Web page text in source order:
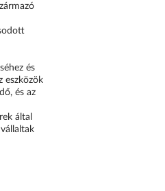
és
eszközök
és az
által